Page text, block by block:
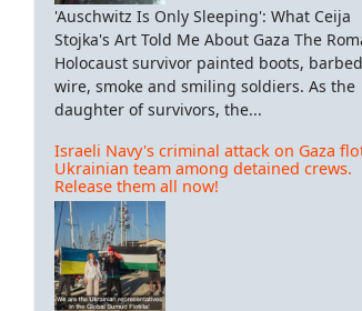
'Auschwitz Is Only Sleeping': What Ceija
Stojka's Art Told Me About Gaza The
Holocaust survivor painted boots, barbed
wire, smoke and smiling soldiers. As the
daughter of survivors, the...
Israeli Navy's criminal attack on Gaza
Ukrainian team among detained crews.
Release them all now!